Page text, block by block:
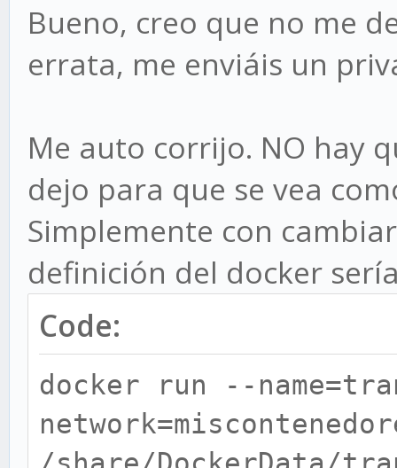
Bueno, creo que no me
errata, me enviáis un
Me auto corrijo. NO hay
dejo para que se vea
Simplemente con
definición del docker
Code:
docker run --